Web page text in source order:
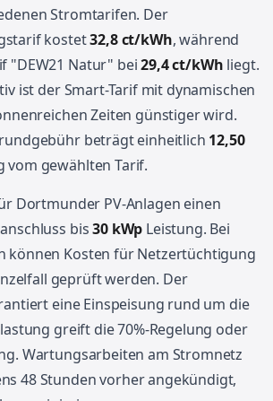
Stromtarifen. Der
kostet32,8 ct/kWh, während
"DEW21 Natur" bei29,4 ct/kWh liegt.
ist der Smart-Tarif mit dynamischen
Zeiten günstiger wird.
beträgt einheitlich 12,50
vom gewählten Tarif.
Dortmunder PV-Anlagen einen
bis30 kWp Leistung. Bei
können Kosten für Netzertüchtigung
geprüft werden. Der
eine Einspeisung rund um die
greift die 70%-Regelung oder
Wartungsarbeiten am Stromnetz
48 Stunden vorher angekündigt,